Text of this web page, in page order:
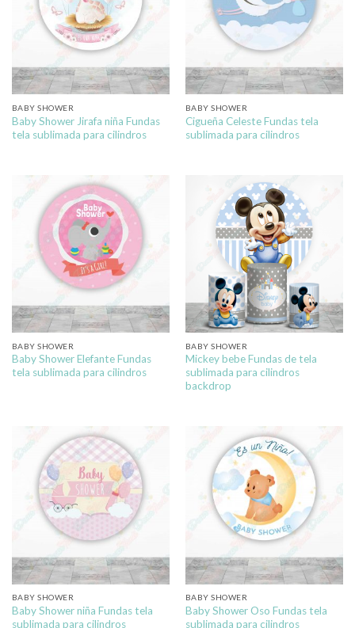
BABY SHOWER
Baby Shower Jirafa niña Fundas
tela sublimada para cilindros
BABY SHOWER
Cigueña Celeste Fundas tela
sublimada para cilindros
BABY SHOWER
Baby Shower Elefante Fundas
tela sublimada para cilindros
BABY SHOWER
Mickey bebe Fundas de tela
sublimada para cilindros
backdrop
BABY SHOWER
Baby Shower niña Fundas tela
sublimada para cilindros
BABY SHOWER
Baby Shower Oso Fundas tela
sublimada para cilindros